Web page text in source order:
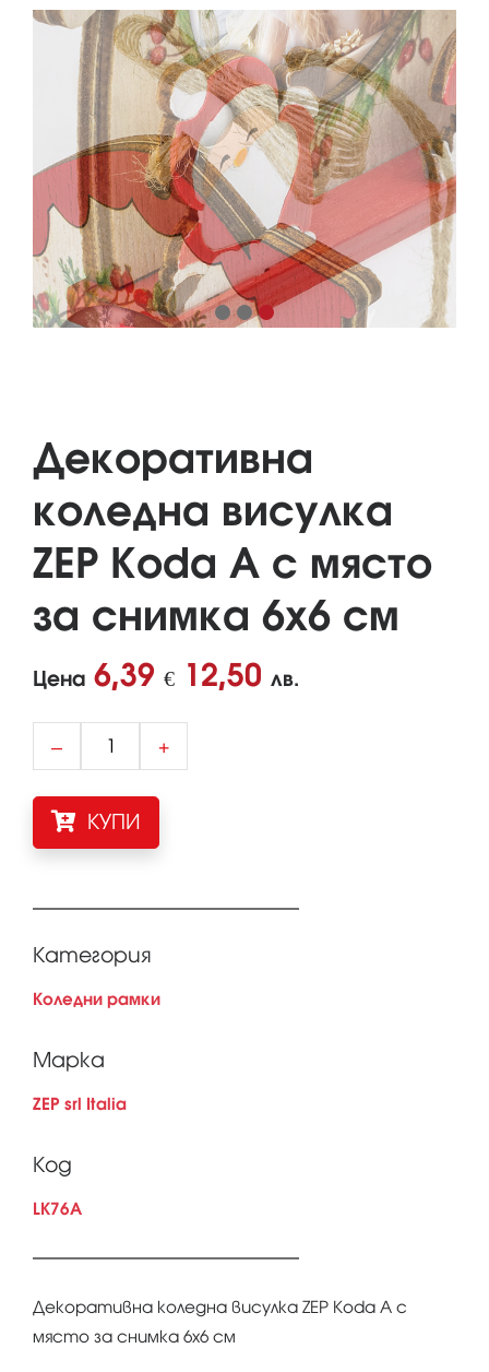
Декоративна
коледна висулка
ZEP Koda A с място
за снимка 6х6 см
Цена 6,39 € 12,50 лв.
– +
КУПИ
Категория
Коледни рамки
Марка
ZEP srl Italia
Код
LK76A
Декоративна коледна висулка ZEP Koda A с
място за снимка 6х6 см